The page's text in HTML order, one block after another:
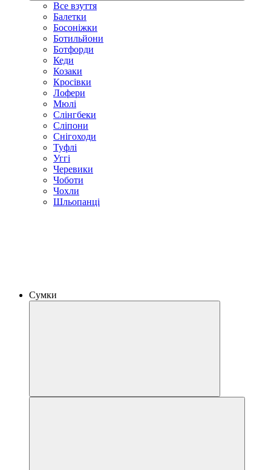
Все взуття
Балетки
Босоніжки
Ботильйони
Ботфорди
Кеди
Козаки
Кросівки
Лофери
Мюлі
Слінгбеки
Сліпони
Снігоходи
Туфлі
Уггі
Черевики
Чоботи
Чохли
Шльопанці
Сумки